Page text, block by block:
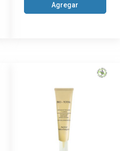
Agregar